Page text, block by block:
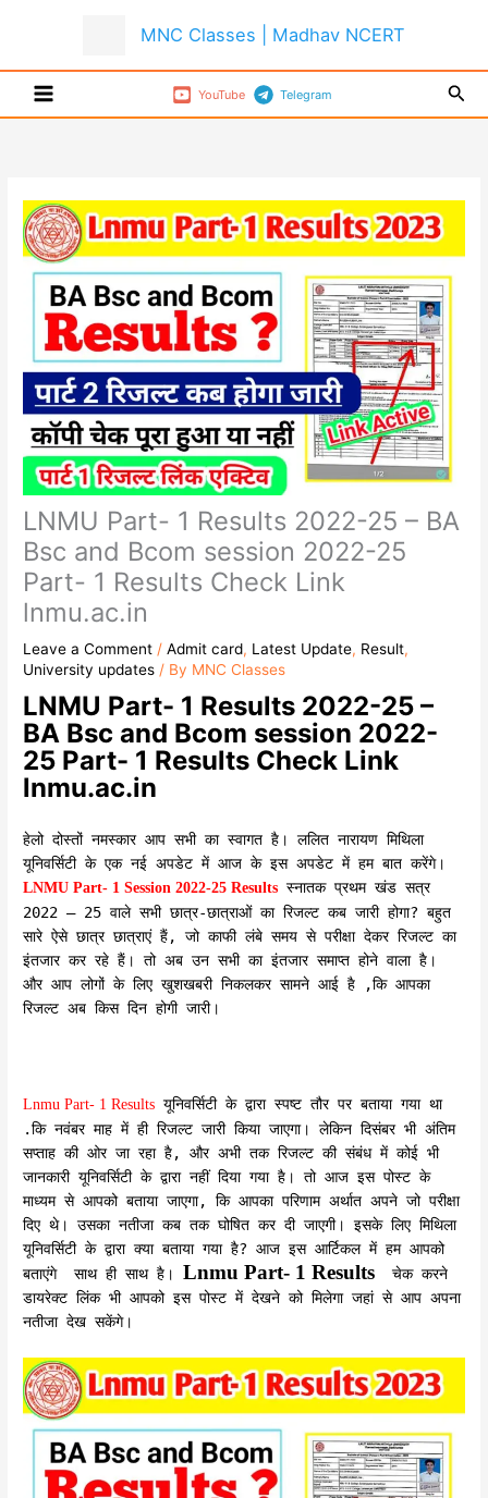
MNC Classes | Madhav NCERT
YouTube Telegram
LNMU Part- 1 Results 2022-25 – BA
Bsc and Bcom session 2022-25
Part- 1 Results Check Link
lnmu.ac.in
Leave a Comment /Admit card, Latest Update, Result,
University updates / By MNC Classes
LNMU Part- 1 Results 2022-25 –
BA Bsc and Bcom session 2022-
25 Part- 1 Results Check Link
lnmu.ac.in
हेलो दोस्तों नमस्कार आप सभी का स्वागत है। ललित नारायण मिथिला
यूनिवर्सिटी के एक नई अपडेट में आज के इस अपडेट में हम बात करेंगे।
LNMU Part- 1 Session 2022-25 Results स्नातक प्रथम खंड सत्र
2022 – 25 वाले सभी छात्र-छात्राओं का रिजल्ट कब जारी होगा? बहुत
सारे ऐसे छात्र छात्राएं हैं, जो काफी लंबे समय से परीक्षा देकर रिजल्ट का
इंतजार कर रहे हैं। तो अब उन सभी का इंतजार समाप्त होने वाला है।
और आप लोगों के लिए खुशखबरी निकलकर सामने आई है ,कि आपका
रिजल्ट अब किस दिन होगी जारी।
Lnmu Part- 1 Results यूनिवर्सिटी के द्वारा स्पष्ट तौर पर बताया गया था
.कि नवंबर माह में ही रिजल्ट जारी किया जाएगा। लेकिन दिसंबर भी अंतिम
सप्ताह की ओर जा रहा है, और अभी तक रिजल्ट की संबंध में कोई भी
जानकारी यूनिवर्सिटी के द्वारा नहीं दिया गया है। तो आज इस पोस्ट के
माध्यम से आपको बताया जाएगा, कि आपका परिणाम अर्थात अपने जो परीक्षा
दिए थे। उसका नतीजा कब तक घोषित कर दी जाएगी। इसके लिए मिथिला
यूनिवर्सिटी के द्वारा क्या बताया गया है? आज इस आर्टिकल में हम आपको
बताएंगे साथ ही साथ है। Lnmu Part- 1 Results चेक करने
डायरेक्ट लिंक भी आपको इस पोस्ट में देखने को मिलेगा जहां से आप अपना
नतीजा देख सकेंगे।